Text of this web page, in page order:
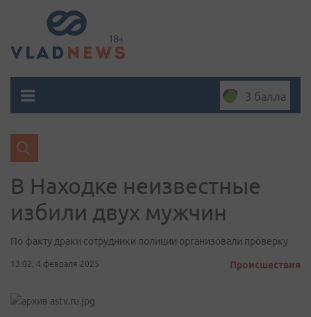
3 балла
В Находке неизвестные
избили двух мужчин
По факту драки сотрудники полиции организовали проверку
13:02, 4 февраля 2025 Происшествия